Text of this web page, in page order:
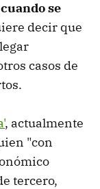
se
decir que
casos de
, actualmente
"con
tercero,